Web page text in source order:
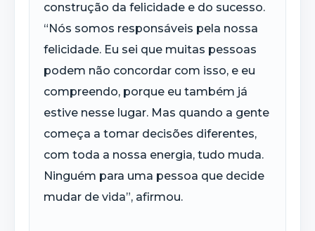
construção da felicidade e do sucesso.
“Nós somos responsáveis pela nossa
felicidade. Eu sei que muitas pessoas
podem não concordar com isso, e eu
compreendo, porque eu também já
estive nesse lugar. Mas quando a gente
começa a tomar decisões diferentes,
com toda a nossa energia, tudo muda.
Ninguém para uma pessoa que decide
mudar de vida”, afirmou.